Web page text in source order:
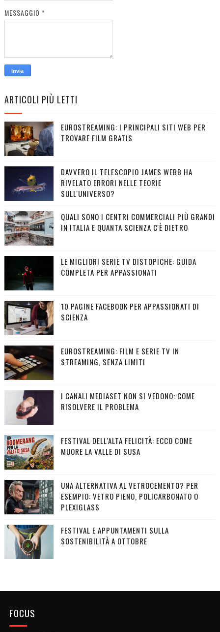
MESSAGGIO *
ARTICOLI PIÙ LETTI
EUROSTREAMING: I PRINCIPALI SITI WEB PER
TROVARE FILM GRATIS
DAVVERO IL TELESCOPIO JAMES WEBB HA
RIVELATO ERRORI NELLE TEORIE
SULL'UNIVERSO?
QUALI SONO I CENTRI COMMERCIALI PIÙ GRANDI
IN ITALIA E QUANTA SCIENZA C'È DIETRO
LE MIGLIORI SERIE TV DISTOPICHE: GUIDA
COMPLETA PER APPASSIONATI
10 PAGINE FACEBOOK PER APPASSIONATI DI
SCIENZA
EUROSTREAMING: FILM E SERIE TV IN
STREAMING, SENZA LIMITI
I CANALI MEDIASET NON SI VEDONO: COME
RISOLVERE IL PROBLEMA
FESTIVAL DELL'ALTA FELICITÀ: ECCO COME
MUORE LA VALLE DI SUSA
UNA ALTERNATIVA AL VETROCEMENTO? PER
ESEMPIO: VETRO PIENO, POLICARBONATO O
PLEXIGLASS
FESTIVAL E APPUNTAMENTI SULLA
SOSTENIBILITÀ A OTTOBRE
FOCUS